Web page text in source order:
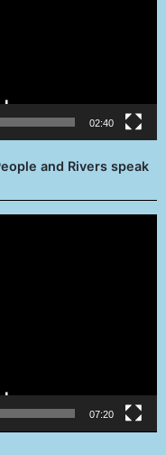
02:40
and Rivers speak
07:20